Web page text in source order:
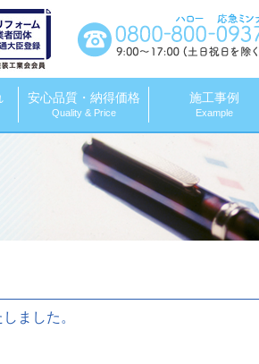
安心品質・納得価格
Quality & Price
施工事例
Example
ました。